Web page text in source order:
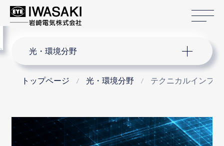
光・環境分野
トップページ 光・環境分野 テクニカルインフ
menu